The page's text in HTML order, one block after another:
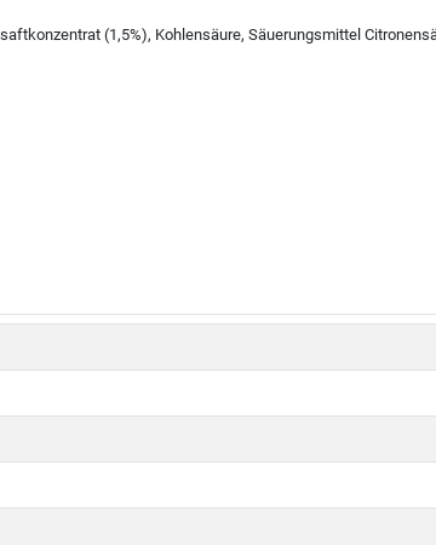
(1,5%), Kohlensäure, Säuerungsmittel